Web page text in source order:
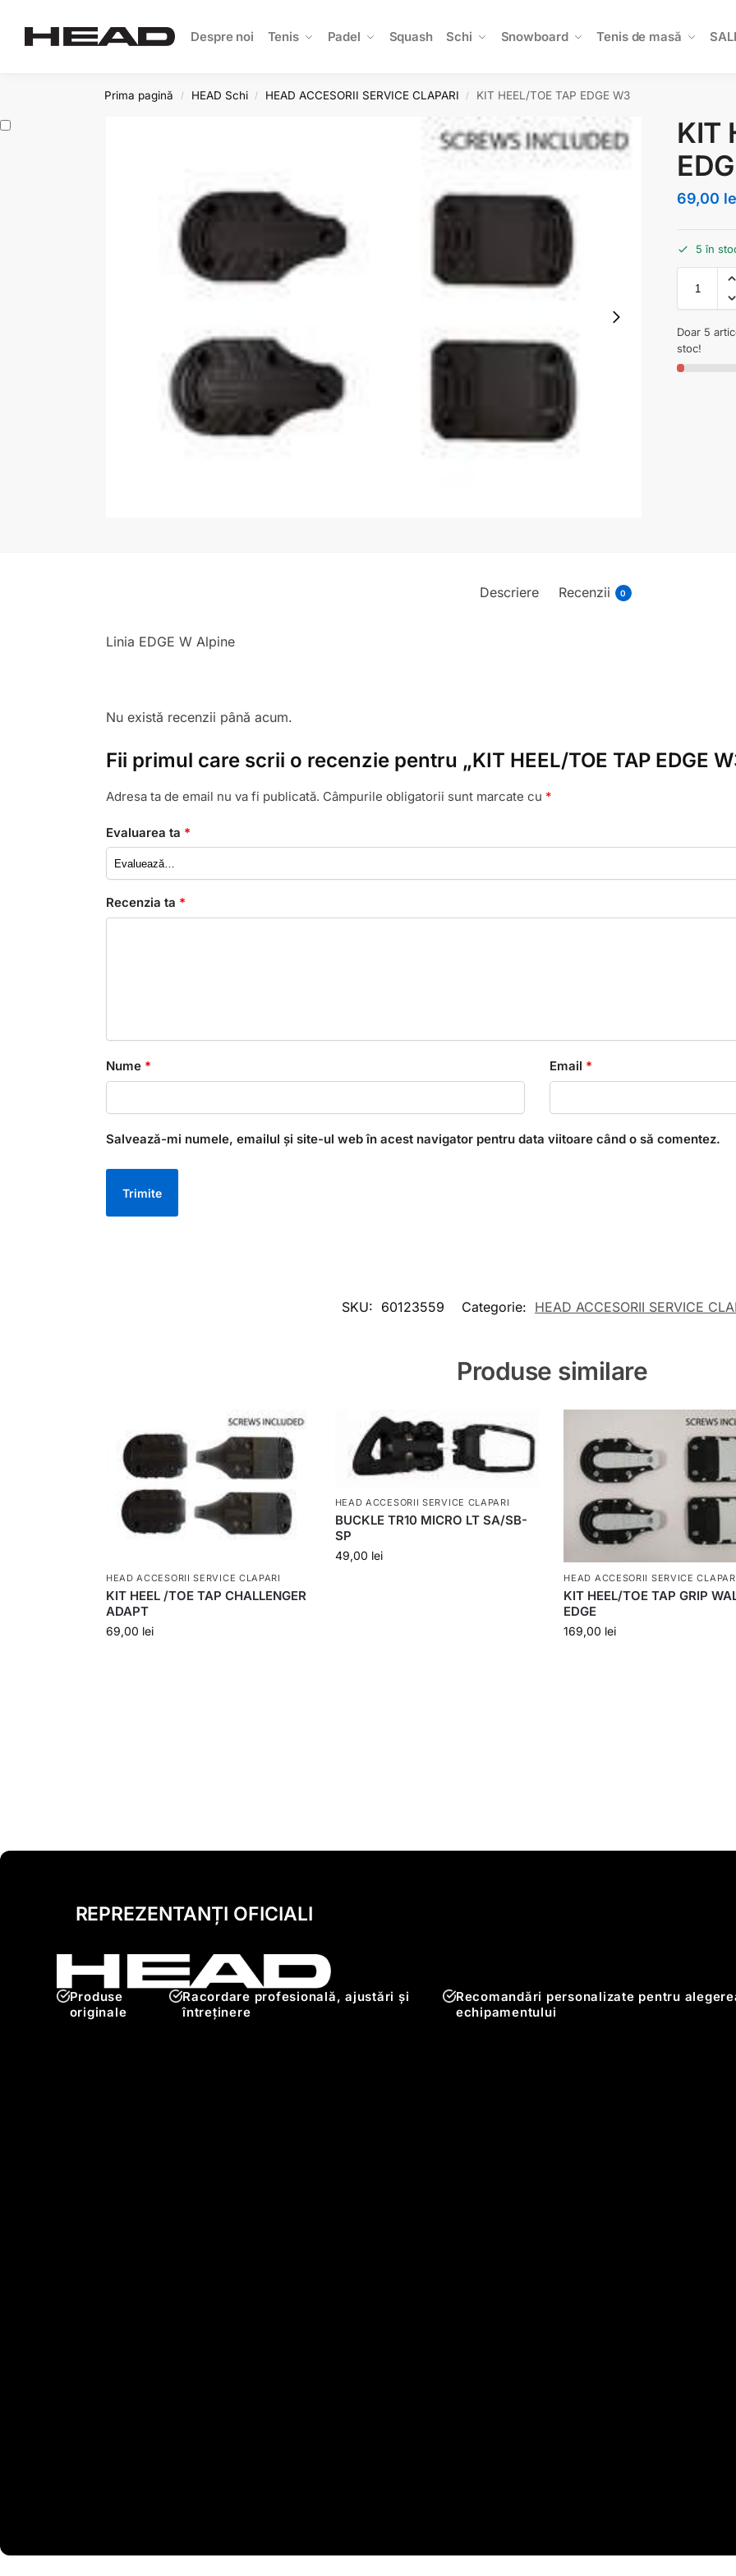
Despre noi Tenis Padel Squash Schi Snowboard Tenis de masă
Search
Prima pagină / HEAD Schi / HEAD ACCESORII SERVICE CLAPARI / KIT HEEL/TOE TAP EDGE W3
KIT
69,00
5 în
Doar 5
stoc!
Descriere Recenzii 0
Linia EDGE W Alpine
Nu există recenzii până acum.
Fii primul care scrii o recenzie pentru „KIT HEEL/TOE TAP EDGE
Adresa ta de email nu va fi publicată. Câmpurile obligatorii sunt marcate cu *
Evaluarea ta *
Recenzia ta *
Nume * Email *
Salvează-mi numele, emailul și site-ul web în acest navigator pentru data viitoare când o să comentez.
SKU: 60123559 Categorie: HEAD ACCESORII SERVICE
Produse similare
HEAD ACCESORII SERVICE CLAPARI
KIT HEEL /TOE TAP CHALLENGER
ADAPT
69,00 lei
HEAD ACCESORII SERVICE CLAPARI
BUCKLE TR10 MICRO LT SA/SB-
SP
49,00 lei
HEAD ACCESORII SERVICE
KIT HEEL/TOE TAP GRIP
EDGE
169,00 lei
REPREZENTANȚI OFICIALI
Produse
originale
Racordare profesională, ajustări și
întreținere
Recomandări personalizate pentru
echipamentului